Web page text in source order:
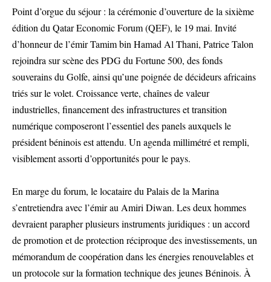
Point d’orgue du séjour : la cérémonie d’ouverture de la sixième
édition du Qatar Economic Forum (QEF), le 19 mai. Invité
d’honneur de l’émir Tamim bin Hamad Al Thani, Patrice Talon
rejoindra sur scène des PDG du Fortune 500, des fonds
souverains du Golfe, ainsi qu’une poignée de décideurs africains
triés sur le volet. Croissance verte, chaînes de valeur
industrielles, financement des infrastructures et transition
numérique composeront l’essentiel des panels auxquels le
président béninois est attendu. Un agenda millimétré et rempli,
visiblement assorti d’opportunités pour le pays.
En marge du forum, le locataire du Palais de la Marina
s’entretiendra avec l’émir au Amiri Diwan. Les deux hommes
devraient parapher plusieurs instruments juridiques : un accord
de promotion et de protection réciproque des investissements, un
mémorandum de coopération dans les énergies renouvelables et
un protocole sur la formation technique des jeunes Béninois. À